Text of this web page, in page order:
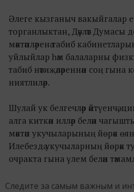
Әлеге кызганыч вакыйгалар
торганлыктан, Дәүләт Думасы
мәктәпләренә табиб
уйлыйлар һәм балаларны
табиб нәтиҗәләреннән соң гына
ниятлиләр.
Шулай ук белгечләр әйтүенчә,
алга киткән илләр белән
мәктәп укучыларының йөрәк
Илебездә укучыларның йөрәк
очракта гына үлем белән
Следите за самым важным и